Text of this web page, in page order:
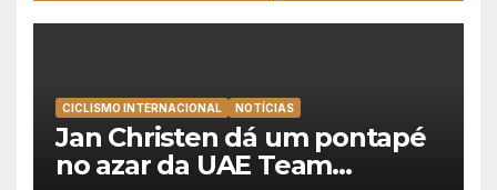
CICLISMO INTERNACIONAL NOTÍCIAS
Jan Christen dá um pontapé
no azar da UAE Team